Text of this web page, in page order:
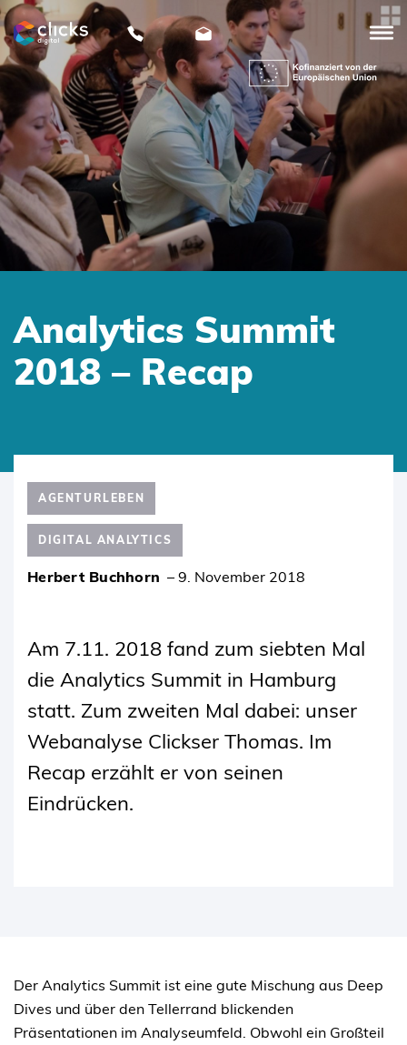
clicks
digital
Analytics Summit
2018 – Recap
AGENTURLEBEN
DIGITAL ANALYTICS
Herbert Buchhorn – 9. November 2018
Am 7.11. 2018 fand zum siebten Mal
die Analytics Summit in Hamburg
statt. Zum zweiten Mal dabei: unser
Webanalyse Clickser Thomas. Im
Recap erzählt er von seinen
Eindrücken.
Der Analytics Summit ist eine gute Mischung aus Deep
Dives und über den Tellerrand blickenden
Präsentationen im Analyseumfeld. Obwohl ein Großteil